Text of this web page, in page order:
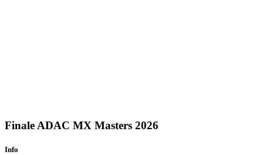
Finale ADAC MX Masters 2026
Info